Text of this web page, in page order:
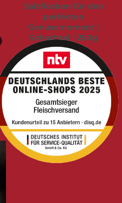
Salzflocken für den
perfekten
Genussmoment |
Schachtel | 250g
8,99 €
3,60 €/ 100 g
7% USt. sind schon drin –
Versandkommt
obendrauf.
sofort verfügbar